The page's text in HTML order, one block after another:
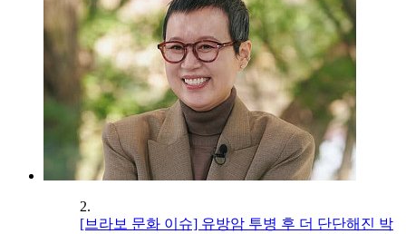
2.
[브라보 문화 이슈] 유방암 투병 후 더 단단해진 박